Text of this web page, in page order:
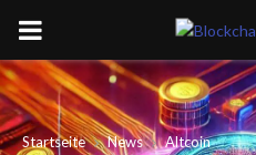
PRIMARY
MENU
Startseite News
Altcoin